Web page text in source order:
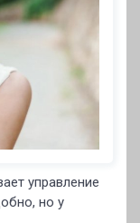
управление
но у